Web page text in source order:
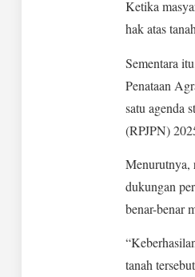
Ketika
hak atas
Sementara
Penataan
satu agenda
(RPJPN)
Menurutnya,
dukungan
benar-benar
tanah